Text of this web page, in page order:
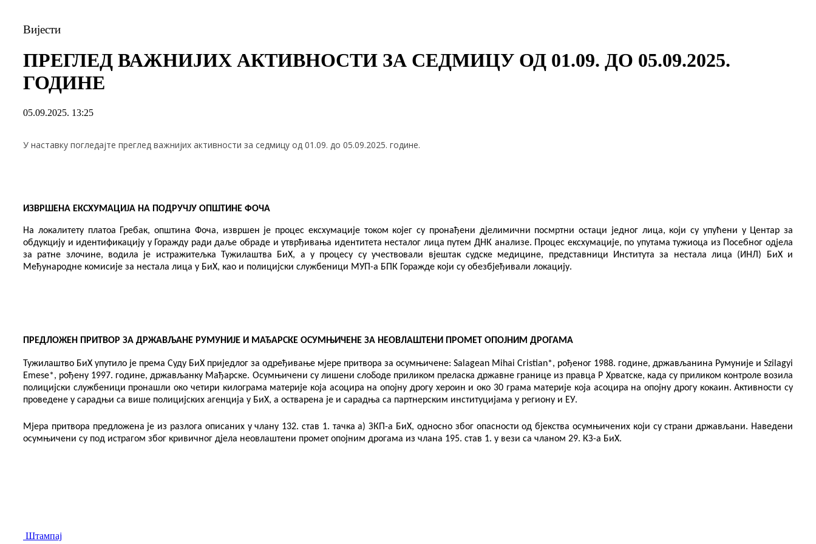
Вијести
ПРЕГЛЕД ВАЖНИЈИХ АКТИВНОСТИ ЗА СЕДМИЦУ ОД 01.09. ДО 05.09.2025.
ГОДИНЕ
05.09.2025. 13:25
У наставку погледајте преглед важнијих активности за седмицу од 01.09. до 05.09.2025. године.
ИЗВРШЕНА ЕКСХУМАЦИЈА НА ПОДРУЧЈУ ОП ШТИНЕ ФОЧА
На локалитету платоа Гребак, општина Фоча, извршен је процес ексхумације током којег су пронађени дјелимични посмртни остаци једног лица, који су упућени у Центар за
обдукцију и идентификацију у Горажду ради даље обраде и утврђивања идентитета несталог лица путем ДНК анализе. Процес ексхумације, по упутама тужиоца из Посебног одјела
за ратне злочине, водила је истражитељка Тужилаштва БиХ, а у процесу су учествовали вјештак судске медицине, представници Института за нестала лица (ИНЛ ) БиХ и
Међународне комисије за нестала лица у БиХ, као и полицијски службеници МУП-а БПК Горажде који су обезбјеђивали локацију.
ПРЕДЛОЖЕН ПРИТВОР ЗА ДРЖАВЉАНЕ РУМУНИЈЕ И МАЂАРСКЕ ОСУМЊИЧЕНЕ ЗА НЕОВЛАШТЕНИ ПРОМЕТ ОПОЈНИМ ДРОГАМА
Тужилаштво БиХ упутило је према Суду БиХ приједлог за одређивање мјере притвора за осумњичене: Salagean Mihai Cristian*, рођеног 1988. године, држављанина Румуније и Szilagyi
Emese*, рођену 1997. године, држављанку Мађарске. Осумњичени су лишени слободе приликом преласка­­­­­­­­­­­­­­­­­­­­­­­­­­­ државне границе из правца Р Хрватске, када су приликом контроле возила
полицијски службеници пронашли око четири килограма материје која асоцира на опојну дрогу хероин и око 30 грама материје која асоцира на опојну дрогу кокаин.Активности су
проведене у сарадњи са више полицијских агенција у БиХ, а остварена је и сарадња са партнерским институцијама у региону и ЕУ.
Мјера притвора предложена је из разлога описаних у члану 132. став 1. тачка а) ЗКП-а БиХ, односно због опасности од бјекства осумњичених који су страни држављани. Наведени
осумњичени су под истрагом због кривичног дјела неовлаштени промет опојним дрогама из члана 195. став 1. у вези са чланом 29. КЗ-а БиХ.
Штампај